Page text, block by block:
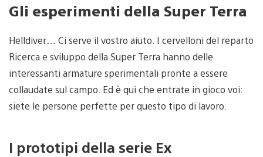
Gli esperimenti della Super Terra
Helldiver… Ci serve il vostro aiuto. I cervelloni del reparto
Ricerca e sviluppo della Super Terra hanno delle
interessanti armature sperimentali pronte a essere
collaudate sul campo. Ed è qui che entrate in gioco voi:
siete le persone perfette per questo tipo di lavoro.
I prototipi della serie Ex